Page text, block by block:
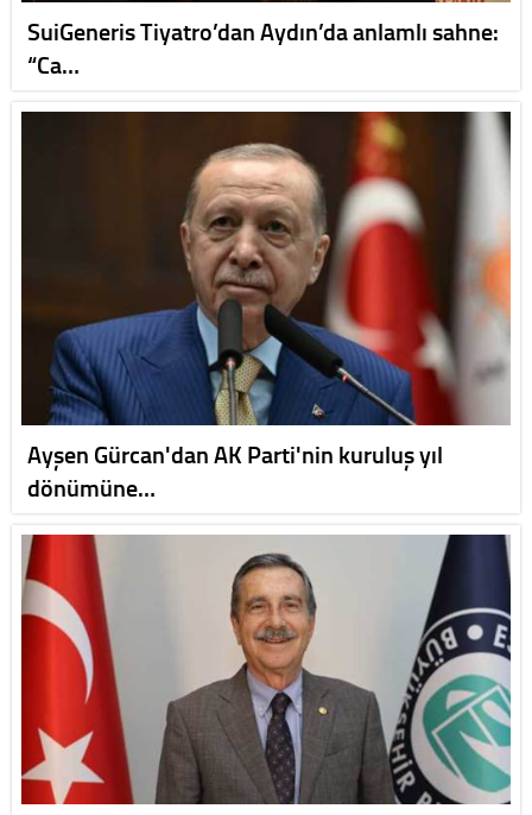
SuiGeneris Tiyatro’dan Aydın’da anlamlı sahne:
“Ca…
Ayşen Gürcan'dan AK Parti'nin kuruluş yıl
dönümüne…